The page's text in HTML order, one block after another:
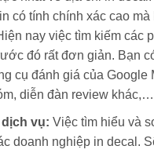
có tính chính xác cao mà
nay việc tìm kiếm các
đó rất đơn giản. Bạn
cụ đánh giá của Google
diễn đàn review
dịch vụ: Việc tìm hiểu và
doanh nghiệp in decal.